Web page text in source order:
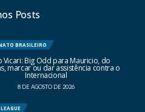
Posts
BRASILEIRO
Vicari: Big Odd para Mauricio, do
marcar ou dar assistência contra o
Internacional
8 DE AGOSTO DE 2026